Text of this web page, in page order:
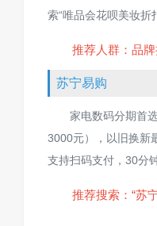
索“唯品会花呗美妆折
推荐人群：品
苏宁易购
家电数码分期首
3000元），以旧换新
支持扫码支付，30分
推荐搜索：“苏